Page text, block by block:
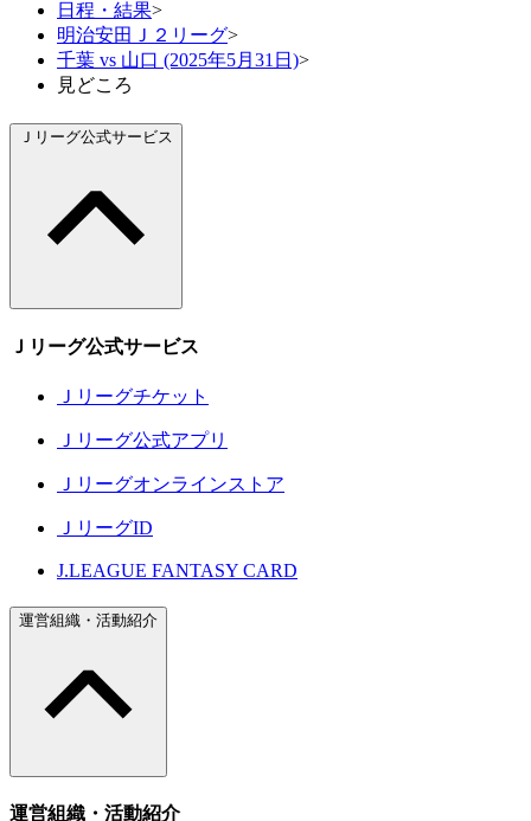
日程・結果>
明治安田Ｊ２リーグ>
千葉 vs 山口 (2025年5月31日)>
見どころ
Ｊリーグ公式サービス
Ｊリーグ公式サービス
Ｊリーグチケット
Ｊリーグ公式アプリ
Ｊリーグオンラインストア
ＪリーグID
J.LEAGUE FANTASY CARD
運営組織・活動紹介
運営組織・活動紹介